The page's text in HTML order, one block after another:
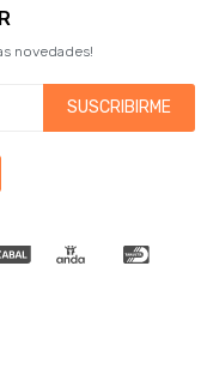
novedades!
SUSCRIBIRME